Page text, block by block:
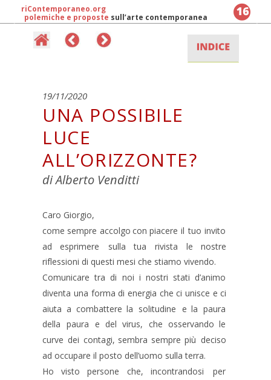
riContemporaneo.org
polemiche e proposte sull’arte contemporanea
19/11/2020
UNA POSSIBILE
LUCE
ALL’ORIZZONTE?
di Alberto Venditti
Caro Giorgio,
come sempre accolgo con piacere il tuo invito
ad
esprimere sulla tua rivista le
nostre
riflessioni di questi mesi che stiamo vivendo.
Comunicare tra di noi i nostri stati d’animo
diventa una forma di energia che ci unisce e ci
aiuta a combattere la solitudine e la paura
della paura e del virus, che osservando le
curve dei contagi, sembra sempre più deciso
ad occupare il posto dell’uomo sulla terra.
Ho
visto persone che, incontrandosi
per